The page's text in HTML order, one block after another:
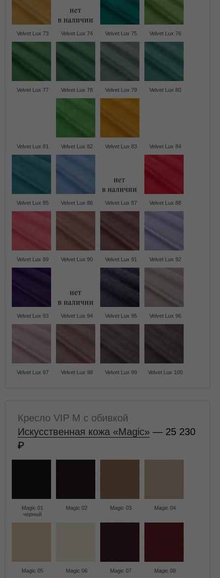
Velvet Lux 73 Velvet Lux 74 Velvet Lux 75 Velvet Lux 76
Velvet Lux 77 Velvet Lux 78 Velvet Lux 79 Velvet Lux 80
Velvet Lux 81 Velvet Lux 82 Velvet Lux 83 Velvet Lux 84
Velvet Lux 85 Velvet Lux 86 Velvet Lux 87 Velvet Lux 88
Velvet Lux 89 Velvet Lux 90 Velvet Lux 91 Velvet Lux 92
Velvet Lux 93 Velvet Lux 94 Velvet Lux 95 Velvet Lux 96
Velvet Lux 97 Velvet Lux 98 Velvet Lux 99 Velvet Lux 100
Кресло VIP M с обивкой
Искусственная кожа «Magic» — 25 230
Magic 01
черный
Magic 02 Magic 03 Magic 04
Magic 05 Magic 06 Magic 07 Magic 08